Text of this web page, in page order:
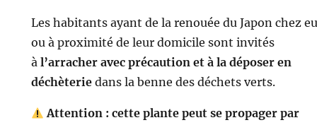
Les habitants ayant de la renouée du Japon chez
ou à proximité de leur domicile sont invités
à l’arracher avec précaution et à la déposer en
déchèteriedans la benne des déchets verts.
Attention : cette plante peut se propager par